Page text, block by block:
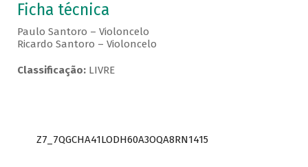
Ficha técnica
Paulo Santoro – Violoncelo
Ricardo Santoro – Violoncelo
Classificação:LIVRE
Z7_7QGCHA41LODH60A3OQA8RN1415